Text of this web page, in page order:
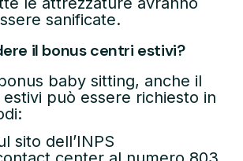
sanificate.
il bonus centri estivi?
baby sitting, anche il
può essere richiesto in
sito dell’INPS